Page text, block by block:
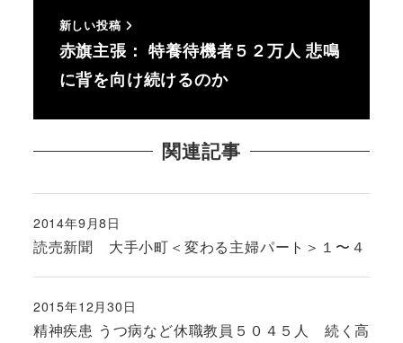
新しい投稿
赤旗主張： 特養待機者５２万人 悲鳴
に背を向け続けるのか
関連記事
読売新聞 大手小町＜変わる主婦パート＞１〜４
投稿日
2014年9月8日
精神疾患 うつ病など休職教員５０４５人 続く高
投稿日
2015年12月30日